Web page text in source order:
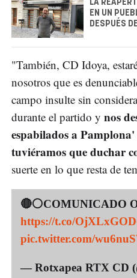
LA
EN UN
DESPUÉS
"También, CD Idoya,
nosotros que es
campo insulte sin
durante el partido y nos
espabilados a Pamplona'
tuviéramos que duchar
suerte en lo que resta de
🔴⚪COMUNICADO
https://t.co/
pic.twitter.com/
— Rotxapea RTX CD